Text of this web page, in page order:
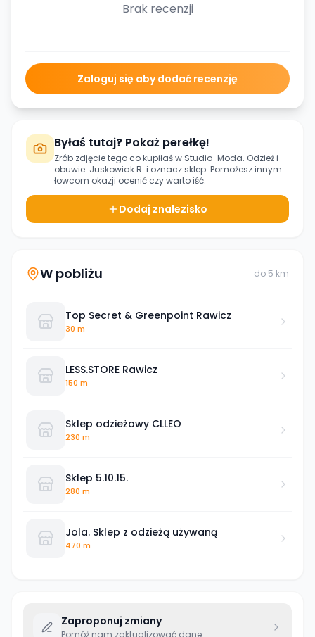
Brak recenzji
Zaloguj się aby dodać recenzję
Byłaś tutaj? Pokaż perełkę!
Zrób zdjęcie tego co kupiłaś w Studio-Moda. Odzież i
obuwie. Juskowiak R. i oznacz sklep. Pomożesz innym
łowcom okazji ocenić czy warto iść.
Dodaj znalezisko
W pobliżu do 5 km
Top Secret & Greenpoint Rawicz
30 m
LESS.STORE Rawicz
150 m
Sklep odzieżowy CLLEO
230 m
Sklep 5.10.15.
280 m
Jola. Sklep z odzieżą używaną
470 m
Zaproponuj zmiany
Pomóż nam zaktualizować dane